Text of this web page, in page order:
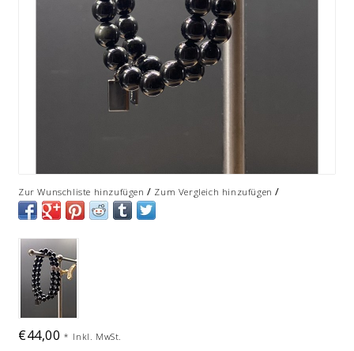
Zur Wunschliste hinzufügen / Zum Vergleich hinzufügen /
€44,00* Inkl. MwSt.